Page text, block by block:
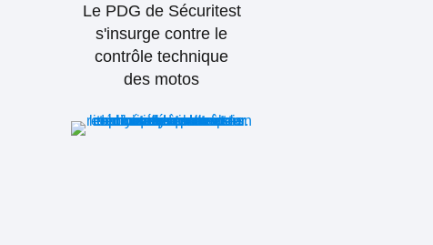
Le PDG de Sécuritest
s'insurge contre le
contrôle technique
des motos